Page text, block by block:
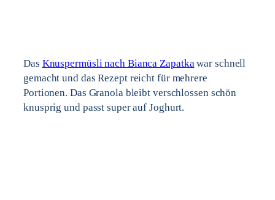
Das Knuspermüsli nach Bianca Zapatka war schnell
gemacht und das Rezept reicht für mehrere
Portionen. Das Granola bleibt verschlossen schön
knusprig und passt super auf Joghurt.